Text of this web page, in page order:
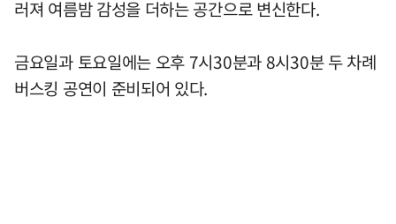
러져 여름밤 감성을 더하는 공간으로 변신한다.
금요일과 토요일에는 오후 7시30분과 8시30분 두 차례
버스킹 공연이 준비되어 있다.